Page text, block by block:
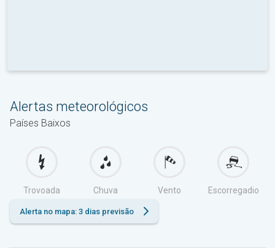
Alertas meteorológicos
Países Baixos
Trovoada Chuva Vento Escorregadio
Alerta no mapa: 3 dias previsão